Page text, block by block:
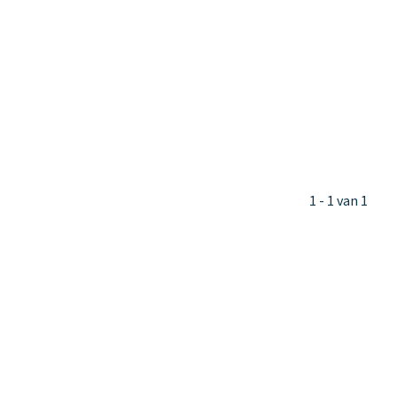
1 - 1 van 1